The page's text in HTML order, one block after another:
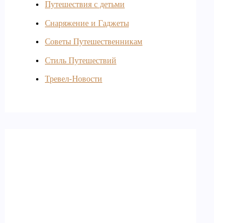
Путешествия с детьми
Снаряжение и Гаджеты
Советы Путешественникам
Стиль Путешествий
Тревел-Новости